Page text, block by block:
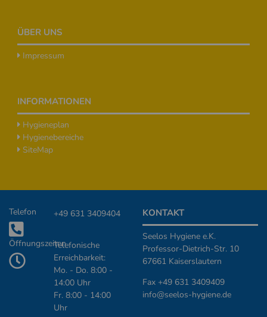
ÜBER UNS
Impressum
INFORMATIONEN
Hygieneplan
Hygienebereiche
SiteMap
Zusätzliche Informationen
Telefon +49 631 3409404
ÖffnungszeitenTelefonische
Erreichbarkeit:
Mo. - Do. 8:00 -
14:00 Uhr
Fr. 8:00 - 14:00
Uhr
KONTAKT
Seelos Hygiene e.K.
Professor-Dietrich-Str. 10
67661 Kaiserslautern
Fax +49 631 3409409
info@seelos-hygiene.de